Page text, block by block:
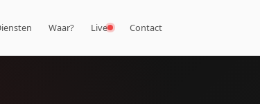
Waar? Live Contact